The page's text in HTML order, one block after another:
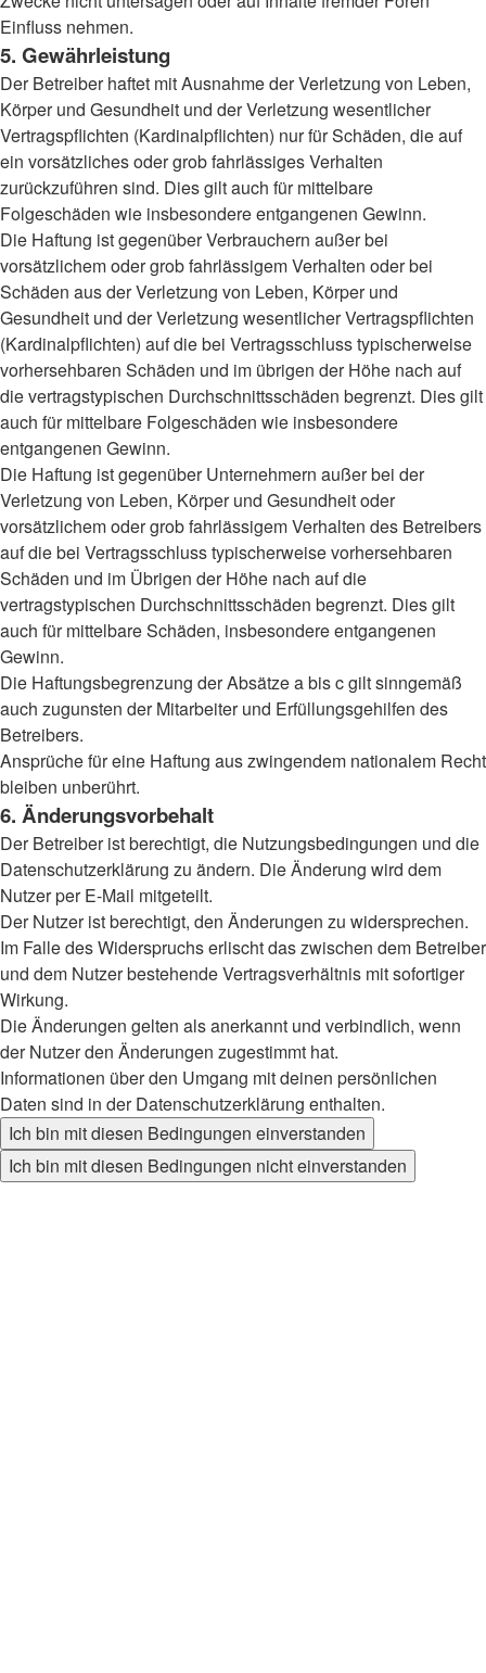
Einfluss nehmen.
5. Gewährleistung
Der Betreiber haftet mit Ausnahme der Verletzung von Leben,
Körper und Gesundheit und der Verletzung wesentlicher
Vertragspflichten (Kardinalpflichten) nur für Schäden, die auf
ein vorsätzliches oder grob fahrlässiges Verhalten
zurückzuführen sind. Dies gilt auch für mittelbare
Folgeschäden wie insbesondere entgangenen Gewinn.
Die Haftung ist gegenüber Verbrauchern außer bei
vorsätzlichem oder grob fahrlässigem Verhalten oder bei
Schäden aus der Verletzung von Leben, Körper und
Gesundheit und der Verletzung wesentlicher Vertragspflichten
(Kardinalpflichten) auf die bei Vertragsschluss typischerweise
vorhersehbaren Schäden und im übrigen der Höhe nach auf
die vertragstypischen Durchschnittsschäden begrenzt. Dies gilt
auch für mittelbare Folgeschäden wie insbesondere
entgangenen Gewinn.
Die Haftung ist gegenüber Unternehmern außer bei der
Verletzung von Leben, Körper und Gesundheit oder
vorsätzlichem oder grob fahrlässigem Verhalten des Betreibers
auf die bei Vertragsschluss typischerweise vorhersehbaren
Schäden und im Übrigen der Höhe nach auf die
vertragstypischen Durchschnittsschäden begrenzt. Dies gilt
auch für mittelbare Schäden, insbesondere entgangenen
Gewinn.
Die Haftungsbegrenzung der Absätze a bis c gilt sinngemäß
auch zugunsten der Mitarbeiter und Erfüllungsgehilfen des
Betreibers.
Ansprüche für eine Haftung aus zwingendem nationalem Recht
bleiben unberührt.
6. Änderungsvorbehalt
Der Betreiber ist berechtigt, die Nutzungsbedingungen und die
Datenschutzerklärung zu ändern. Die Änderung wird dem
Nutzer per E-Mail mitgeteilt.
Der Nutzer ist berechtigt, den Änderungen zu widersprechen.
Im Falle des Widerspruchs erlischt das zwischen dem Betreiber
und dem Nutzer bestehende Vertragsverhältnis mit sofortiger
Wirkung.
Die Änderungen gelten als anerkannt und verbindlich, wenn
der Nutzer den Änderungen zugestimmt hat.
Informationen über den Umgang mit deinen persönlichen
Daten sind in der Datenschutzerklärung enthalten.